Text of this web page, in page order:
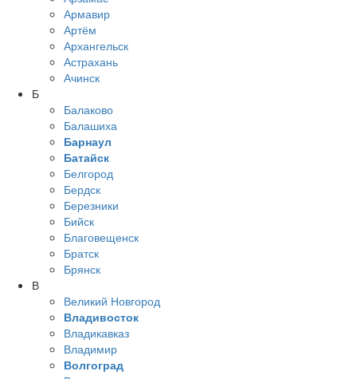
Армавир
Артём
Архангельск
Астрахань
Ачинск
Б
Балаково
Балашиха
Барнаул
Батайск
Белгород
Бердск
Березники
Бийск
Благовещенск
Братск
Брянск
В
Великий Новгород
Владивосток
Владикавказ
Владимир
Волгоград